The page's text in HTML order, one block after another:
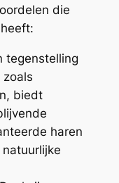
die
tegenstelling
biedt
haren